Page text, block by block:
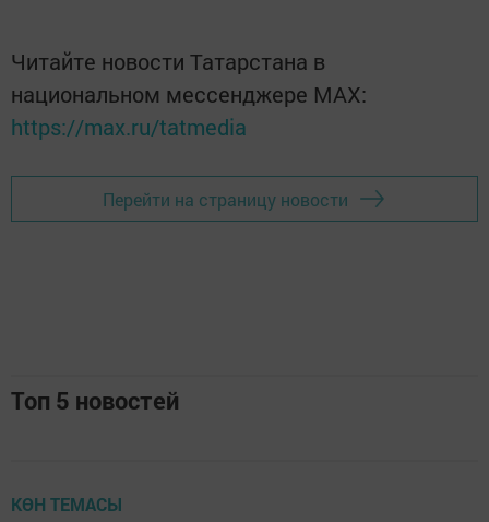
Читайте новости Татарстана в
национальном мессенджере MАХ:
https://max.ru/tatmedia
Перейти на страницу новости
Топ 5 новостей
КӨН ТЕМАСЫ